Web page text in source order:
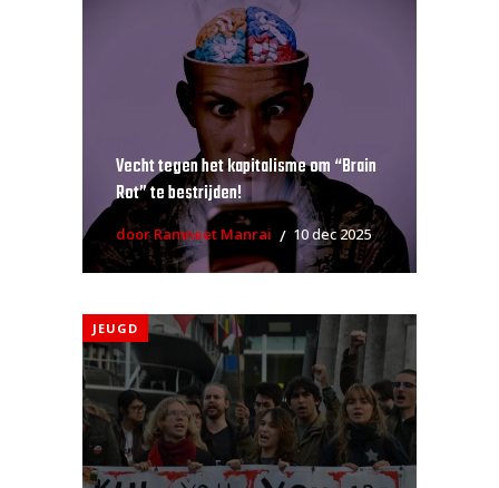
Vecht tegen het kapitalisme om “Brain
Rot” te bestrijden!
door Ramneet Manrai 10 dec 2025
JEUGD